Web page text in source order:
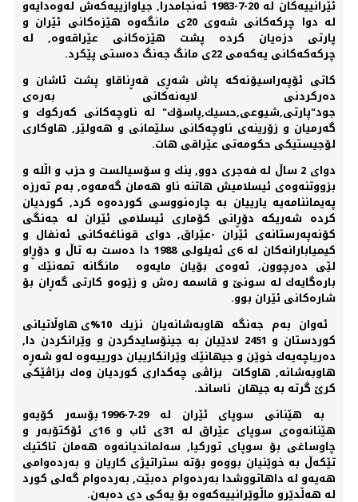
ئێرانییەكان لە 20-7-1983 ئەنجامدرا, جیاوازییەكەش لەوەدایەو
لە دوا چركەكانی شەوی 20ی مانگەوە هێزەكانی ئێران و
پارتی دزەیان كردە پشت هێزەكانی عێراقەوە, لە
چركەكەكانی یەكەمی 22ی مانگ جەنگ دەستی پێكرد.
كاتی ئۆپەراسیۆنەكە پاش شەڕی قەڕناقاو پشت ئاشان و
دەركردنی لایەنەكانی بەرەی
جود"پارتی,شیوعی,حسیك,پاسۆك" لە ناوچەكانی كەركوك و
گەرمیان و زۆرینەی ناوچەكانی سلێمانی و هەولێر, هاوكاری
لۆجیستیكی حكومەتی عێراقی هات.
دوای 2 ساڵ لە فەجری دوو, ینك و سۆسیالست و حزب و اڵلە و
بزووتنەوەی ئیسلامیش هاتنە ناو هەمان گەمەوە, بەم تەرزە
پەیماننامەیە یارییان بە چارەنووسی كوردەوە كرد, كوردیان
كردە شەریكە دۆڕانی كۆماری ئیسلامی ئێران لە جەنگی
كۆنەپەرستانەی ئێران -عێراق, دوای قوناغەكانی ئەنفال و
كیمیابارانەكان لە 6ی ئەیلولی 1988 دا دەست بە تاڵ و دۆڕاو
لێی دەرچوون, ئەوەی بۆیان مایەوە مانگانە تمەنێك و
بارەگایەك لە سونێ و قاسمە رەش و زێوەو كارتی گەڕان بۆ
شارەكانی ئێران بوو.
ئەوان بەم جەنگە هاوبەشانەیان نزیك 10%ی هاوڵاتیانی
كوردستان و 2451 لادێیان بە جینۆسایدكردن و وێرانكردن دا,
دەریاچەیەك خوێن و جیهانێك وێرانكارییان دورییەوە لەو شەڕە
هاوبەشانە, هاوكات بزاڤی چەكداری كوردیان وەك بزاڤێكی
كرێ گرتە بە جیهان ناساند.
بە هێنانی سوپای ئێران لە 29-7-1996 بۆسەر كۆیەو
هێنانەوەی سوپای عێراق لە 31ی ئاب و 16ی ئۆكتۆبەر و
چاوساغی بۆ سوپای توركیا, سەلماندیانەوە هەمان تاكتیك
تێكەڵ بە خوێنیان بووەو بۆتە ستراتیژی كاریان و بەردەوامی
هەیەو لە داهاتووشدا بەردەوام دەبێت, بەردەوام گەلی كورد
لە هەڵدێرو ماڵوێرانییەكەوە بۆ یەكی دی دەبەن.